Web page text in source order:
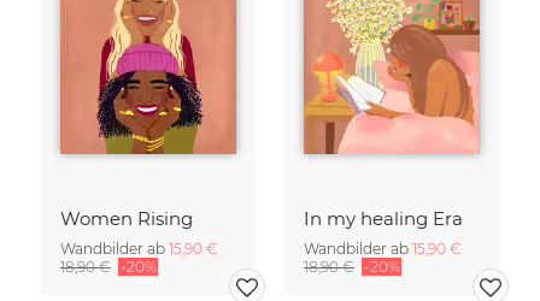
Women Rising
Wandbilder ab 15,90 €
18,90 € -20%
In my healing Era
Wandbilder ab 15,90 €
18,90 € -20%